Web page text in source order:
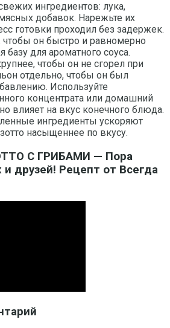
ингредиентов: лука,
добавок. Нарежьте их
готовки проходил без задержек.
он быстро и равномерно
базу для ароматного соуса.
чтобы он не сгорел при
отдельно, чтобы он был
Используйте
концентрата или домашний
влияет на вкус конечного блюда.
ингредиенты ускоряют
насыщеннее по вкусу.
С ГРИБАМИ — Пора
друзей! Рецепт от Всегда